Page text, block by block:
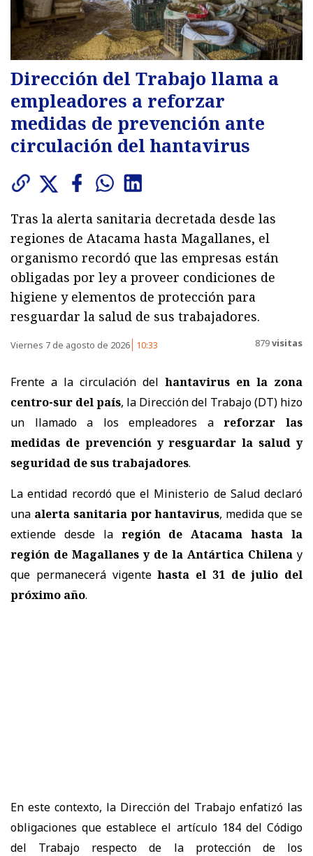
Dirección del Trabajo llama a
empleadores a reforzar
medidas de prevención ante
circulación del hantavirus
Tras la alerta sanitaria decretada desde las
regiones de Atacama hasta Magallanes, el
organismo recordó que las empresas están
obligadas por ley a proveer condiciones de
higiene y elementos de protección para
resguardar la salud de sus trabajadores.
Viernes 7 de agosto de 2026 10:33 879visitas
Frente a la circulación del hantavirus en la zona
centro-sur del país, la Dirección del Trabajo (DT) hizo
un llamado a los empleadores areforzar las
medidas de prevención y resguardar la salud y
seguridad de sus trabajadores.
La entidad recordó que el Ministerio de Salud declaró
una alerta sanitaria por hantavirus, medida que se
extiende desde la región de Atacama hasta la
región de Magallanes y de la Antártica Chilena y
que permanecerá vigentehasta el 31 de julio del
próximo año.
En este contexto, la Dirección del Trabajo enfatizó las
obligaciones que establece el artículo 184 del Código
del Trabajo respecto de la protección de los